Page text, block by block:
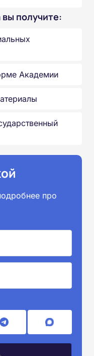
получите:
Академии
про